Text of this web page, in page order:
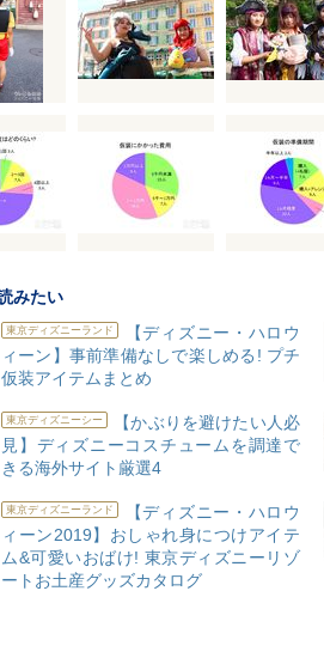
みたい
東京ディズニーランド
【ディズニー・ハロウ
ィーン】事前準備なしで楽しめる! プチ
仮装アイテムまとめ
東京ディズニーシー
【かぶりを避けたい人必
見】ディズニーコスチュームを調達で
きる海外サイト厳選4
東京ディズニーランド
【ディズニー・ハロウ
ィーン2019】おしゃれ身につけアイテ
ム&可愛いおばけ! 東京ディズニーリゾ
ートお土産グッズカタログ